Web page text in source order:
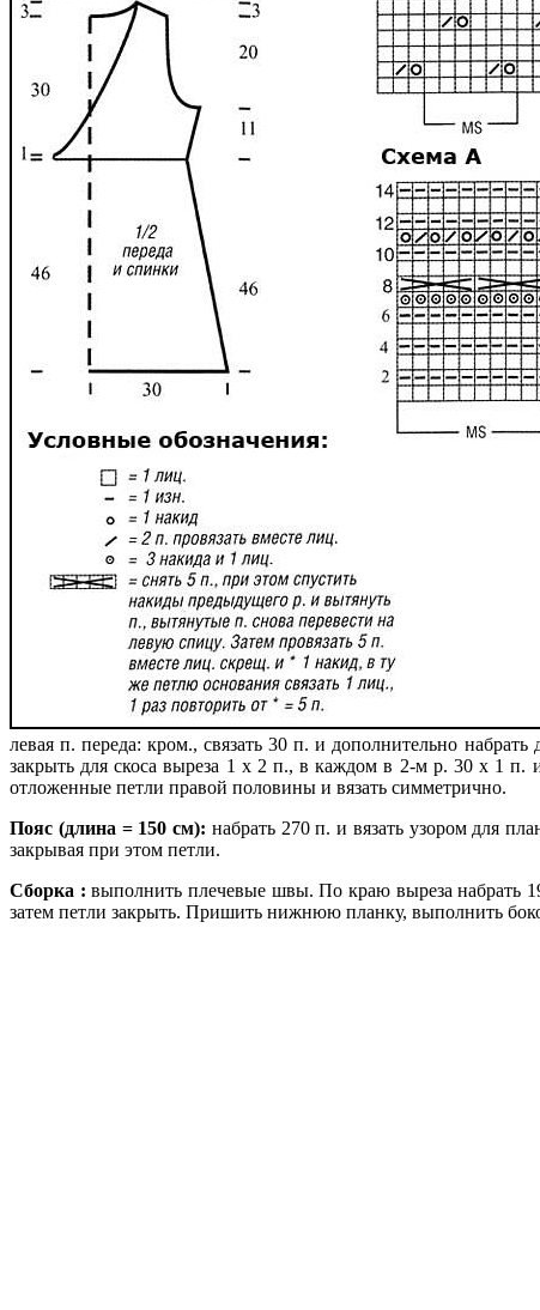
левая п. переда: кром., связать 30 п. и дополнительно
закрыть для скоса выреза 1 х 2 п., в каждом в 2-м р. 30 х 1
отложенные петли правой половины и вязать симметрично.
Пояс (длина = 150 см): набрать 270 п. и вязать узором для
закрывая при этом петли.
Сборка : выполнить плечевые швы. По краю выреза набрать
затем петли закрыть. Пришить нижнюю планку, выполнить